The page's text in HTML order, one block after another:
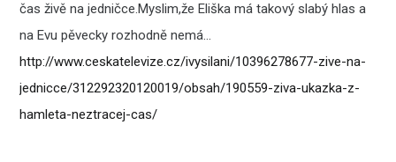
čas živě na jedničce.Myslim,že Eliška má takový slabý hlas a
na Evu pěvecky rozhodně nemá…
http://www.ceskatelevize.cz/ivysilani/10396278677-zive-na-
jednicce/312292320120019/obsah/190559-ziva-ukazka-z-
hamleta-neztracej-cas/